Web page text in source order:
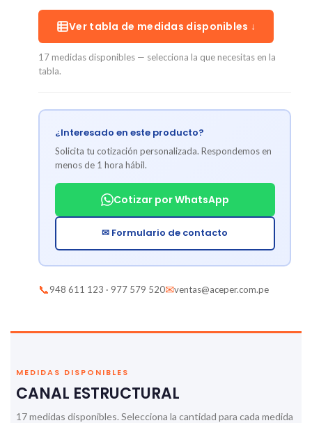
Ver tabla de medidas disponibles ↓
17 medidas disponibles — selecciona la que necesitas en la
tabla.
¿Interesado en este producto?
Solicita tu cotización personalizada. Respondemos en
menos de 1 hora hábil.
Cotizar por WhatsApp
✉ Formulario de contacto
📞948 611 123 · 977 579 520✉ventas@aceper.com.pe
MEDIDAS DISPONIBLES
CANAL ESTRUCTURAL
17 medidas disponibles. Selecciona la cantidad para cada medida